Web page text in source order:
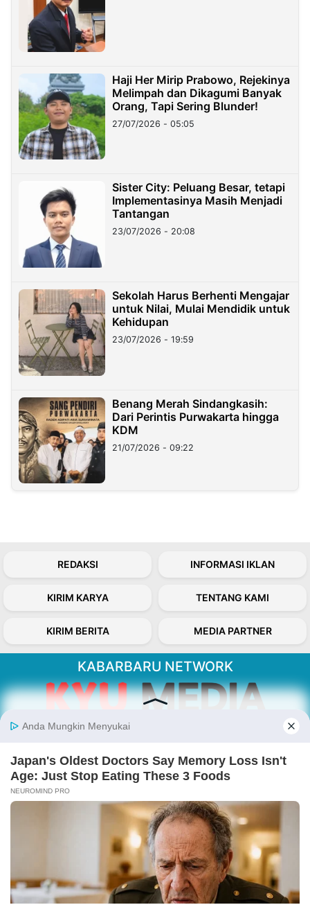
Haji Her Mirip Prabowo, Rejekinya
Melimpah dan Dikagumi Banyak
Orang, Tapi Sering Blunder!
27/07/2026 - 05:05
Sister City: Peluang Besar, tetapi
Implementasinya Masih Menjadi
Tantangan
23/07/2026 - 20:08
Sekolah Harus Berhenti Mengajar
untuk Nilai, Mulai Mendidik untuk
Kehidupan
23/07/2026 - 19:59
Benang Merah Sindangkasih:
Dari Perintis Purwakarta hingga
KDM
21/07/2026 - 09:22
REDAKSI INFORMASI IKLAN
KIRIM KARYA TENTANG KAMI
KIRIM BERITA MEDIA PARTNER
KABARBARU NETWORK
Kabarbaru.co menyajikan berita aktual dan
inspiratif dari sudut pandang berbaik sangka
Follow Kabarbaru